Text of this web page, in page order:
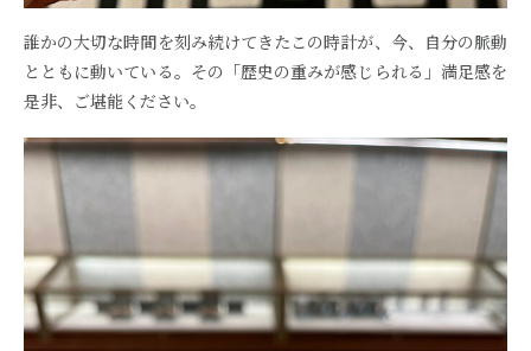
誰かの大切な時間を刻み続けてきたこの時計が、今、自分の脈動
とともに動いている。その「歴史の重みが感じられる」満足感を
是非、ご堪能ください。